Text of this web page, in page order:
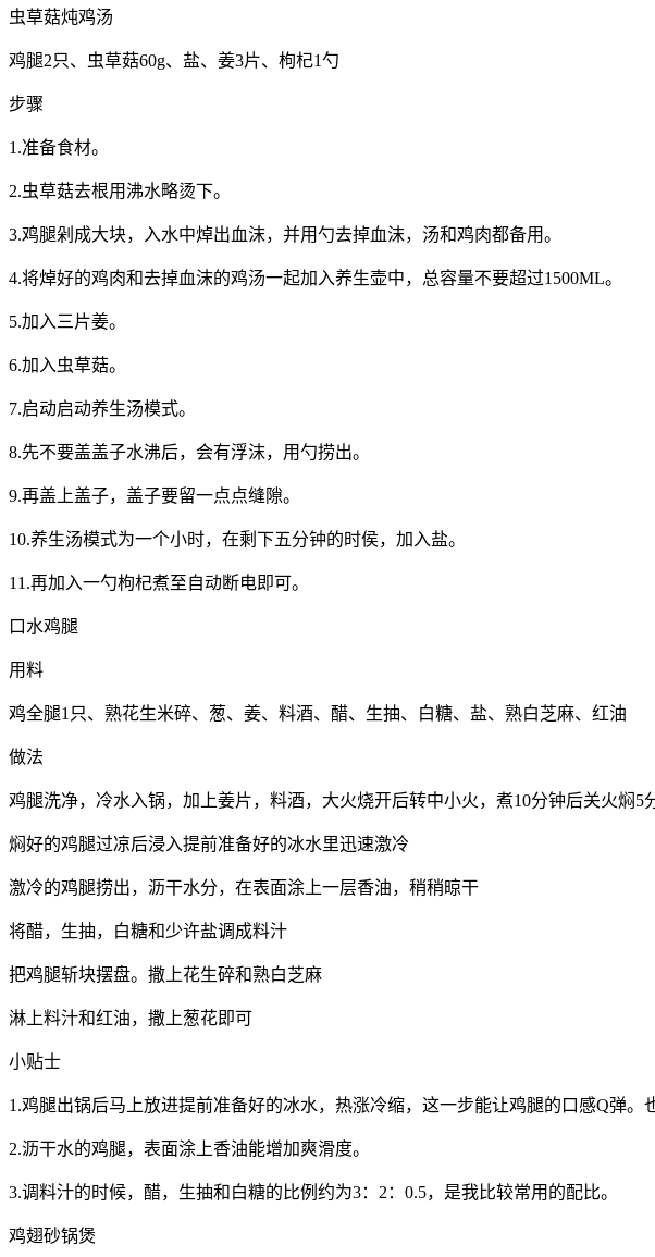
虫草菇炖鸡汤
鸡腿2只、虫草菇60g、盐、姜3片、枸杞1勺
步骤
1.准备食材。
2.虫草菇去根用沸水略烫下。
3.鸡腿剁成大块，入水中焯出血沫，并用勺去掉血沫，汤和鸡肉都备用。
4.将焯好的鸡肉和去掉血沫的鸡汤一起加入养生壶中，总容量不要超过1500ML。
5.加入三片姜。
6.加入虫草菇。
7.启动启动养生汤模式。
8.先不要盖盖子水沸后，会有浮沫，用勺捞出。
9.再盖上盖子，盖子要留一点点缝隙。
10.养生汤模式为一个小时，在剩下五分钟的时侯，加入盐。
11.再加入一勺枸杞煮至自动断电即可。
口水鸡腿
用料
鸡全腿1只、熟花生米碎、葱、姜、料酒、醋、生抽、白糖、盐、熟白芝麻、红油
做法
鸡腿洗净，冷水入锅，加上姜片，料酒，大火烧开后转中小火，煮10分钟后关火焖5
焖好的鸡腿过凉后浸入提前准备好的冰水里迅速激冷
激冷的鸡腿捞出，沥干水分，在表面涂上一层香油，稍稍晾干
将醋，生抽，白糖和少许盐调成料汁
把鸡腿斩块摆盘。撒上花生碎和熟白芝麻
淋上料汁和红油，撒上葱花即可
小贴士
1.鸡腿出锅后马上放进提前准备好的冰水，热涨冷缩，这一步能让鸡腿的口感Q弹。
2.沥干水的鸡腿，表面涂上香油能增加爽滑度。
3.调料汁的时候，醋，生抽和白糖的比例约为3：2：0.5，是我比较常用的配比。
鸡翅砂锅煲